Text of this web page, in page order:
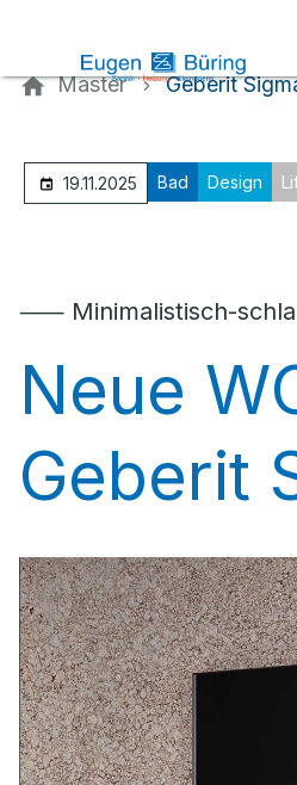
Master Geberit
19.11.2025 Bad Design
⸺ Minimalistisch-
Neue
Geberit